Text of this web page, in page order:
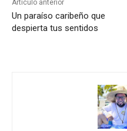
Artículo anterior
Un paraíso caribeño que
despierta tus sentidos